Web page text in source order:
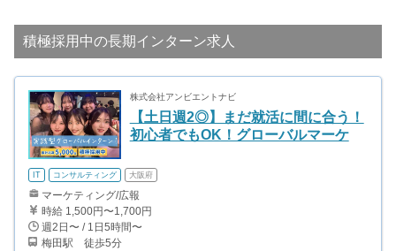
積極採用中の長期インターン求人
株式会社アンビエントナビ
【土日週2◎】まだ就活に間に合う！
初心者でもOK！グローバルマーケ
IT コンサルティング 大阪府
マーケティング/広報
時給 1,500円〜1,700円
週2日〜 / 1日5時間〜
梅田駅 徒歩5分